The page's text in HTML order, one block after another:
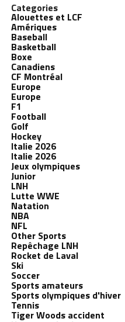
Categories
Alouettes et LCF
Amériques
Baseball
Basketball
Boxe
Canadiens
CF Montréal
Europe
Europe
F1
Football
Golf
Hockey
Italie 2026
Italie 2026
Jeux olympiques
Junior
LNH
Lutte WWE
Natation
NBA
NFL
Other Sports
Repêchage LNH
Rocket de Laval
Ski
Soccer
Sports amateurs
Sports olympiques d'hiver
Tennis
Tiger Woods accident